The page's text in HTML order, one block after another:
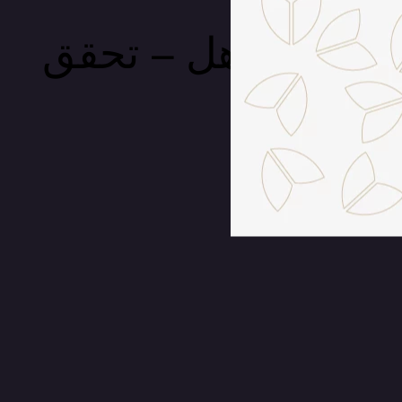
شيء مذهل – تحقق